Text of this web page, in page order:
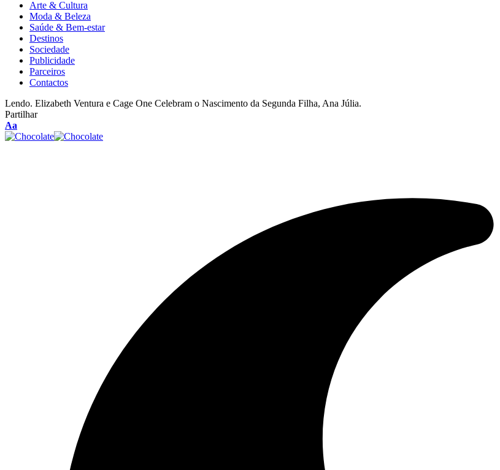
Arte & Cultura
Moda & Beleza
Saúde & Bem-estar
Destinos
Sociedade
Publicidade
Parceiros
Contactos
Lendo. Elizabeth Ventura e Cage One Celebram o Nascimento da Segunda Filha, Ana Júlia.
Partilhar
Aa